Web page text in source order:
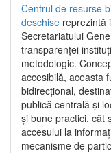
Centrul de resurse
deschise reprezintă
Secretariatului
transparenței
metodologic.
accesibilă, aceasta
bidirecțional,
publică centrală și
și bune practici, cât
accesului la
mecanisme de